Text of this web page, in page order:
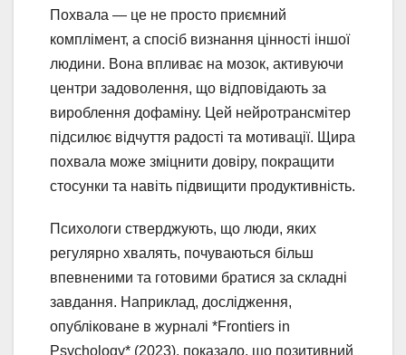
Похвала — це не просто приємний
комплімент, а спосіб визнання цінності іншої
людини. Вона впливає на мозок, активуючи
центри задоволення, що відповідають за
вироблення дофаміну. Цей нейротрансмітер
підсилює відчуття радості та мотивації. Щира
похвала може зміцнити довіру, покращити
стосунки та навіть підвищити продуктивність.
Психологи стверджують, що люди, яких
регулярно хвалять, почуваються більш
впевненими та готовими братися за складні
завдання. Наприклад, дослідження,
опубліковане в журналі *Frontiers in
Psychology* (2023), показало, що позитивний